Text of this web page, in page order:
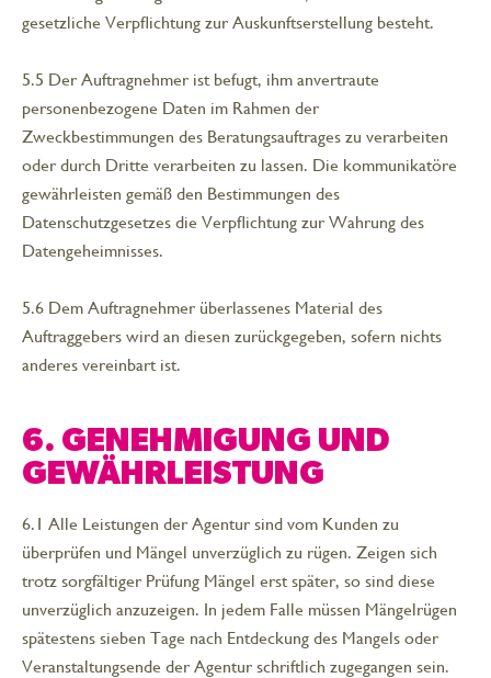
gesetzliche Verpflichtung zur Auskunftserstellung besteht.
5.5 Der Auftragnehmer ist befugt, ihm anvertraute
personenbezogene Daten im Rahmen der
Zweckbestimmungen des Beratungsauftrages zu verarbeiten
oder durch Dritte verarbeiten zu lassen. Die kommunikatöre
gewährleisten gemäß den Bestimmungen des
Datenschutzgesetzes die Verpflichtung zur Wahrung des
Datengeheimnisses.
5.6 Dem Auftragnehmer überlassenes Material des
Auftraggebers wird an diesen zurückgegeben, sofern nichts
anderes vereinbart ist.
6. GENEHMIGUNG UND
GEWÄHRLEISTUNG
6.1 Alle Leistungen der Agentur sind vom Kunden zu
überprüfen und Mängel unverzüglich zu rügen. Zeigen sich
trotz sorgfältiger Prüfung Mängel erst später, so sind diese
unverzüglich anzuzeigen. In jedem Falle müssen Mängelrügen
spätestens sieben Tage nach Entdeckung des Mangels oder
Veranstaltungsende der Agentur schriftlich zugegangen sein.